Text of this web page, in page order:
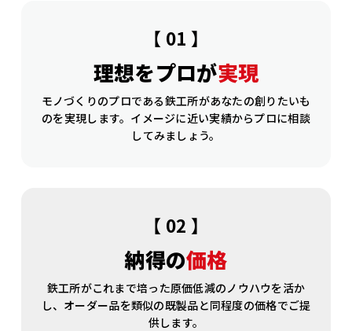
【 01 】
理想をプロが実現
モノづくりのプロである鉄工所があなたの創りたいも
のを実現します。イメージに近い実績からプロに相談
してみましょう。
【 02 】
納得の価格
鉄工所がこれまで培った原価低減のノウハウを活か
し、オーダー品を類似の既製品と同程度の価格でご提
供します。